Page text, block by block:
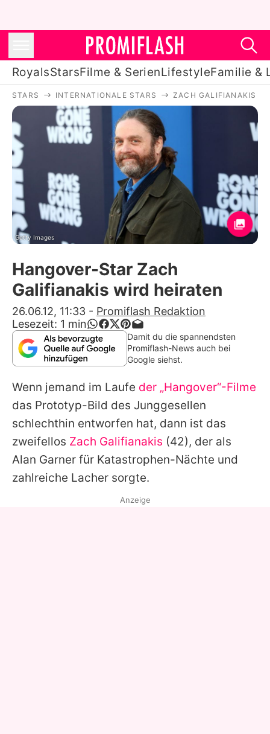
RoyalsStarsFilme & SerienLifestyleFamilie &
Royals
Stars
Filme & Serien
Lifestyle
Familie & Liebe
Promiflash Exklusiv
Alle Themen auf Promiflash
App runterladen
Team
Redaktionelle Richtlinien
Impressum
Datenschutzerklärung
Nutzungsbedingungen
Utiq verwalten
STARS INTERNATIONALE STARS ZACH GALIFIANAKIS
Getty Images
Hangover-Star Zach
Galifianakis wird heiraten
26.06.12, 11:33 - Promiflash Redaktion
Lesezeit: 1 min
Damit du die spannendsten
Promiflash-News auch bei
Google siehst.
Wenn jemand im Laufe der „Hangover“-Filme
das Prototyp-Bild des Junggesellen
schlechthin entworfen hat, dann ist das
zweifellos Zach Galifianakis (42), der als
Alan Garner für Katastrophen-Nächte und
zahlreiche Lacher sorgte.
Anzeige